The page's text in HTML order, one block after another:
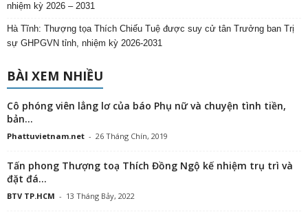
nhiệm kỳ 2026 – 2031
Hà Tĩnh: Thượng tọa Thích Chiếu Tuệ được suy cử tân Trưởng ban Trị
sự GHPGVN tỉnh, nhiệm kỳ 2026-2031
BÀI XEM NHIỀU
Cô phóng viên lẳng lơ của báo Phụ nữ và chuyện tình tiền,
bản...
Phattuvietnam.net - 26 Tháng Chín, 2019
Tấn phong Thượng toạ Thích Đồng Ngộ kế nhiệm trụ trì và
đặt đá...
BTV TP.HCM - 13 Tháng Bảy, 2022